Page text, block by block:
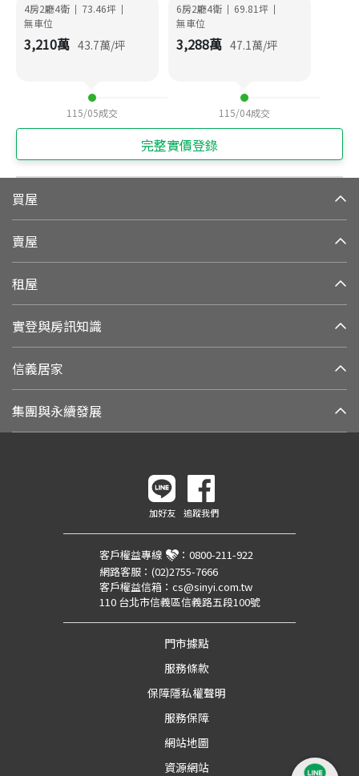
4房2廳4衛 | 73.46坪 |
無車位
3,210萬 43.7萬/坪
115/05成交
6房2廳4衛 | 69.81坪 |
無車位
3,288萬 47.1 萬/坪
115/04成交
完整實價登錄
買屋
賣屋
租屋
實登與房訊知識
信義居家
集團與永續發展
加好友 追蹤我們
客戶權益專線 ： 0800-211-922
網路客服： (02)2755-7666
客戶權益信箱： cs@sinyi.com.tw
110 台北市信義區信義路五段100號
門市據點
服務條款
保障隱私權聲明
服務保障
網站地圖
資源網站